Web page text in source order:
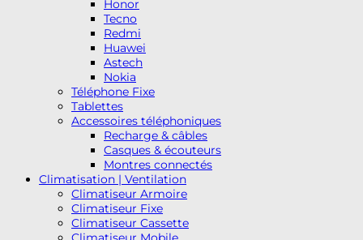
Honor
Tecno
Redmi
Huawei
Astech
Nokia
Téléphone Fixe
Tablettes
Accessoires téléphoniques
Recharge & câbles
Casques & écouteurs
Montres connectés
Climatisation | Ventilation
Climatiseur Armoire
Climatiseur Fixe
Climatiseur Cassette